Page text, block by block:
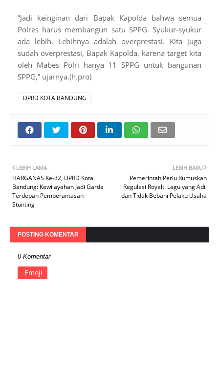
“Jadi keinginan dari Bapak Kapolda bahwa semua
Polres harus membangun satu SPPG. Syukur-syukur
ada lebih. Lebihnya adalah overprestasi. Kita juga
sudah overprestasi, Bapak Kapolda, karena target kita
oleh Mabes Polri hanya 11 SPPG untuk bangunan
SPPG,” ujarnya.(h.pro)
DPRD KOTA BANDUNG
LEBIH BARU
Pemerintah Perlu Rumuskan
Regulasi Royalti Lagu yang Adil
dan Tidak Bebani Pelaku Usaha
LEBIH LAMA
HARGANAS Ke-32, DPRD Kota
Bandung: Kewilayahan Jadi Garda
Terdepan Pemberantasan
Stunting
POSTING KOMENTAR
0 Komentar
Emoji